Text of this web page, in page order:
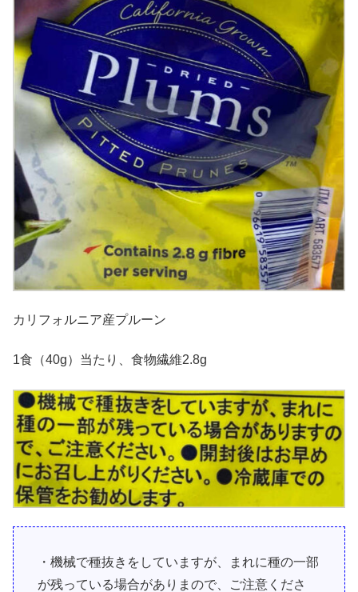
カリフォルニア産プルーン
1食（40g）当たり、食物繊維2.8g
・機械で種抜きをしていますが、まれに種の一部
が残っている場合がありまので、ご注意くださ